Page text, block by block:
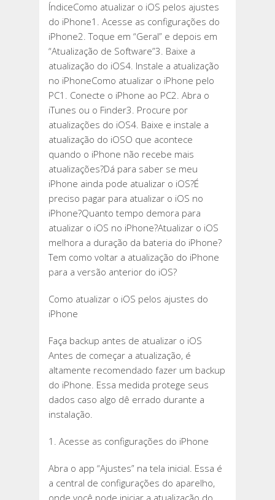
ÍndiceComo atualizar o iOS pelos ajustes
do iPhone1. Acesse as configurações do
iPhone2. Toque em “Geral” e depois em
“Atualização de Software”3. Baixe a
atualização do iOS4. Instale a atualização
no iPhoneComo atualizar o iPhone pelo
PC1. Conecte o iPhone ao PC2. Abra o
iTunes ou o Finder3. Procure por
atualizações do iOS4. Baixe e instale a
atualização do iOSO que acontece
quando o iPhone não recebe mais
atualizações?Dá para saber se meu
iPhone ainda pode atualizar o iOS?É
preciso pagar para atualizar o iOS no
iPhone?Quanto tempo demora para
atualizar o iOS no iPhone?Atualizar o iOS
melhora a duração da bateria do iPhone?
Tem como voltar a atualização do iPhone
para a versão anterior do iOS?
Como atualizar o iOS pelos ajustes do
iPhone
Faça backup antes de atualizar o iOS
Antes de começar a atualização, é
altamente recomendado fazer um backup
do iPhone. Essa medida protege seus
dados caso algo dê errado durante a
instalação.
1. Acesse as configurações do iPhone
Abra o app “Ajustes” na tela inicial. Essa é
a central de configurações do aparelho,